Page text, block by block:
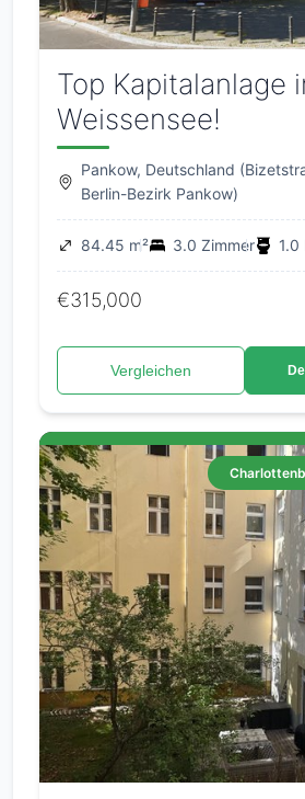
Top Kapitalanlage
Weissensee!
Pankow, Deutschland
Berlin-Bezirk Pankow)
84.45 m² 3.0 Zimmer 1.0
€315,000
Vergleichen